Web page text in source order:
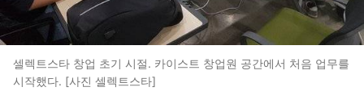
셀렉트스타 창업 초기 시절. 카이스트 창업원 공간에서 처음 업무를
시작했다. [사진 셀렉트스타]